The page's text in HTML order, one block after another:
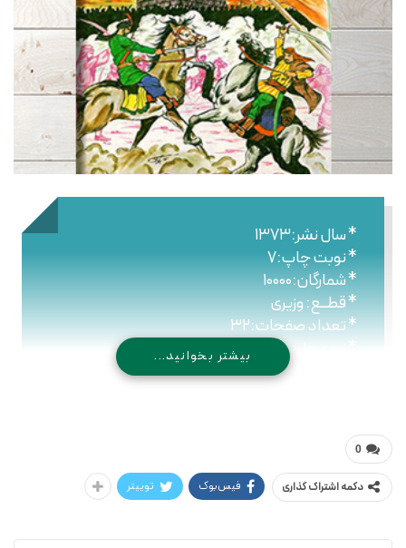
* سال نشر:۱۳۷۳
* نوبت چاپ:۷
* شمارگان:۱۰۰۰۰
* قطــع: وزیری
* تعداد صفحات:۳۲
* نـوع جلـد: شومیزبیشتر بخوانید...
0
دکمه اشتراک گذاری فیس‌بوک توییتر